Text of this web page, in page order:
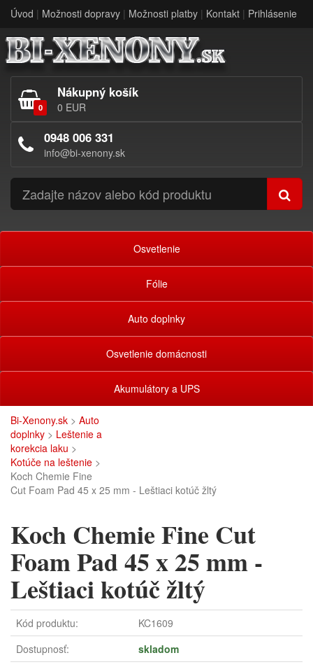
Úvod | Možnosti dopravy | Možnosti platby | Kontakt | Prihlásenie
0
Nákupný košík
0 EUR
0948 006 331
info@bi-xenony.sk
Osvetlenie
Fólie
Auto doplnky
Osvetlenie domácnosti
Akumulátory a UPS
Bi-Xenony.sk > Auto
doplnky > Leštenie a
korekcia laku >
Kotúče na leštenie >
Koch Chemie Fine
Cut Foam Pad 45 x 25 mm - Leštiaci kotúč žltý
Koch Chemie Fine Cut
Foam Pad 45 x 25 mm -
Leštiaci kotúč žltý
Kód produktu:
KC1609
Dostupnosť:
skladom